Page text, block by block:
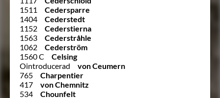
1511
Cedersparre
1404
Cederstedt
1152
Cederstierna
1563
Cederstråhle
1062
Cederström
1560 C
Celsing
Ointroducerad
von Ceumern
765
Charpentier
417
von Chemnitz
534
Chounfelt